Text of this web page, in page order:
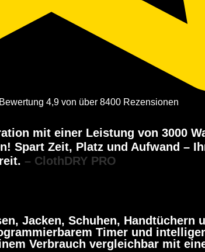
4,9 von über 8400 Rezensionen
mit einer Leistung von 3000
Spart Zeit, Platz und Aufwand –
– ClothDRY PRO
Jacken, Schuhen, Handtüchern
Timer und
Verbrauch vergleichbar mit